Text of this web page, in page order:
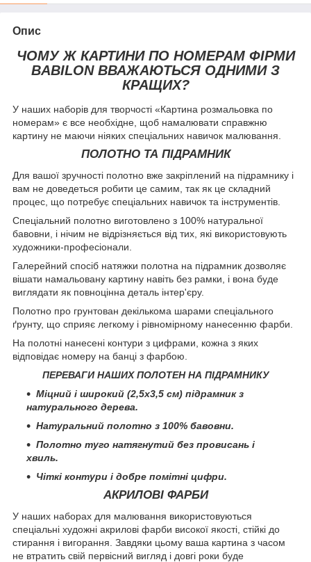
Опис
ЧОМУ Ж КАРТИНИ ПО НОМЕРАМ ФІРМИ
BABILON ВВАЖАЮТЬСЯ ОДНИМИ З
КРАЩИХ?
У наших наборів для творчості «Картина розмальовка по
номерам» є все необхідне, щоб намалювати справжню
картину не маючи ніяких спеціальних навичок малювання.
ПОЛОТНО ТА ПІДРАМНИК
Для вашої зручності полотно вже закріплений на підрамнику і
вам не доведеться робити це самим, так як це складний
процес, що потребує спеціальних навичок та інструментів.
Спеціальний полотно виготовлено з 100% натуральної
бавовни, і нічим не відрізняється від тих, які використовують
художники-професіонали.
Галерейний спосіб натяжки полотна на підрамник дозволяє
вішати намальовану картину навіть без рамки, і вона буде
виглядати як повноцінна деталь інтер'єру.
Полотно про грунтован декількома шарами спеціального
ґрунту, що сприяє легкому і рівномірному нанесенню фарби.
На полотні нанесені контури з цифрами, кожна з яких
відповідає номеру на банці з фарбою.
ПЕРЕВАГИ НАШИХ ПОЛОТЕН НА ПІДРАМНИКУ
Міцний і широкий (2,5х3,5 см) підрамник з
натурального дерева.
Натуральний полотно з 100% бавовни.
Полотно туго натягнутий без провисань і
хвиль.
Чіткі контури і добре помітні цифри.
АКРИЛОВІ ФАРБИ
У наших наборах для малювання використовуються
спеціальні художні акрилові фарби високої якості, стійкі до
стирання і вигорання. Завдяки цьому ваша картина з часом
не втратить свій первісний вигляд і довгі роки буде